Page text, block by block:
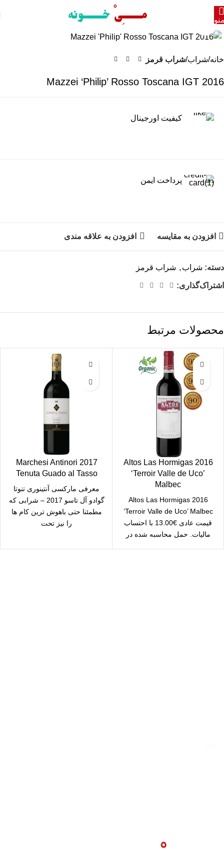
برای بزرگنمایی کلیک کنید
خانه شراب شراب قرمز
2016 Mazzei ‘Philip’ Rosso Toscana IGT
کیفیت اورجینال
پرداخت ایمن
افزودن به مقایسه افزودن به علاقه مندی
دسته: شراب , شراب قرمز
اشتراک‌گذاری:
محصولات مرتبط
2016 Altos Las Hormigas
‘Terroir Valle de Uco’
Malbec
2016 Altos Las Hormigas
‘Terroir Valle de Uco’ Malbec
قیمت عادی €13.00 با احتساب
مالیات. حمل محاسبه شده در
2017 Marchesi Antinori
Tenuta Guado al Tasso
معرفی مارکسی آنتینوری تنوتا
گوادو آل تاسو 2017 – شرابی که
مطمئنا حتی باهوش ترین کام ها
را نیز تحت